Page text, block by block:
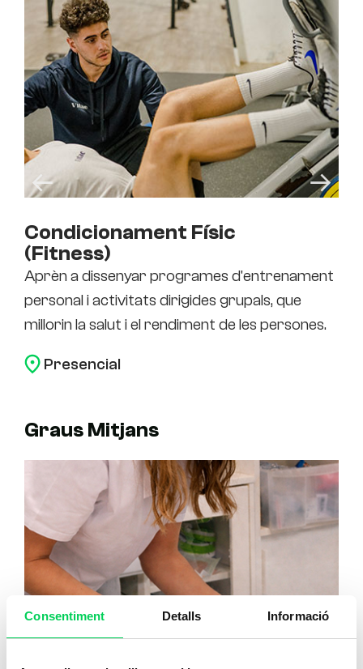
Consentiment Detalls Informació
Condicionament Físic
(Fitness)
Aprèn a dissenyar programes d'entrenament
personal i activitats dirigides grupals, que
millorin la salut i el rendiment de les persones.
Presencial
Graus Mitjans